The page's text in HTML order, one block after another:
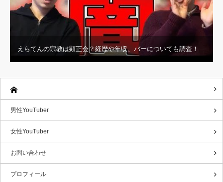
えらてんの宗教は顕正会？経歴や年収、バーについても調査！
男性YouTuber
女性YouTuber
お問い合わせ
プロフィール